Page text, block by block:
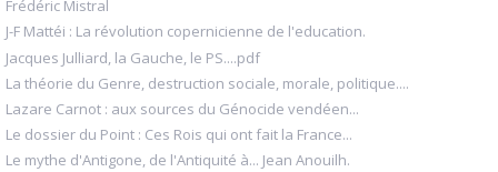
Frédéric Mistral
J-F Mattéi : La révolution copernicienne de l'education.
Jacques Julliard, la Gauche, le PS....pdf
La théorie du Genre, destruction sociale, morale, politique....
Lazare Carnot : aux sources du Génocide vendéen...
Le dossier du Point : Ces Rois qui ont fait la France...
Le mythe d'Antigone, de l'Antiquité à... Jean Anouilh.